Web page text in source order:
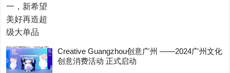
Creative Guangzhou创意广州 ——2024广州文化
创意消费活动 正式启动